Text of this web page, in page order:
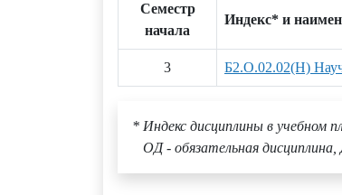
Семестр
начала
Индекс* и
3 Б2.О.02.02(Н)
* Индекс дисциплины в учебном
ОД - обязательная